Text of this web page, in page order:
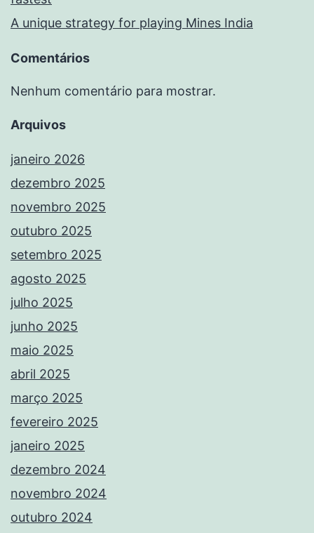
A unique strategy for playing Mines India
Comentários
Nenhum comentário para mostrar.
Arquivos
janeiro 2026
dezembro 2025
novembro 2025
outubro 2025
setembro 2025
agosto 2025
julho 2025
junho 2025
maio 2025
abril 2025
março 2025
fevereiro 2025
janeiro 2025
dezembro 2024
novembro 2024
outubro 2024